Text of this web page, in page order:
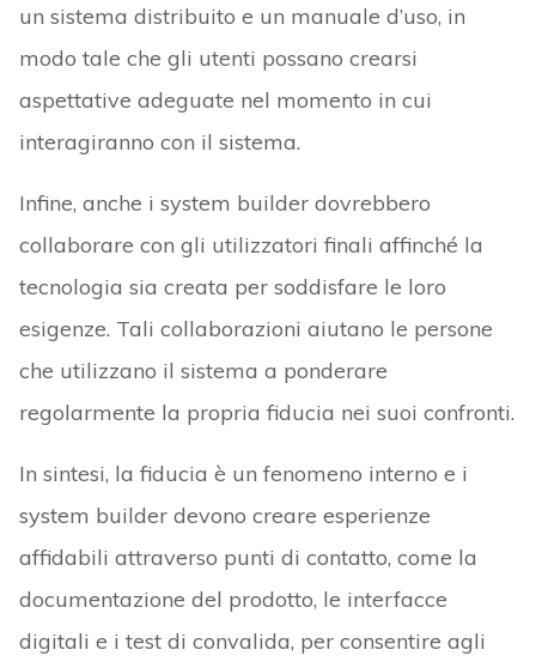
un sistema distribuito e un manuale d’uso, in
modo tale che gli utenti possano crearsi
aspettative adeguate nel momento in cui
interagiranno con il sistema.
Infine, anche i system builder dovrebbero
collaborare con gli utilizzatori finali affinché la
tecnologia sia creata per soddisfare le loro
esigenze. Tali collaborazioni aiutano le persone
che utilizzano il sistema a ponderare
regolarmente la propria fiducia nei suoi confronti.
In sintesi, la fiducia è un fenomeno interno e i
system builder devono creare esperienze
affidabili attraverso punti di contatto, come la
documentazione del prodotto, le interfacce
digitali e i test di convalida, per consentire agli